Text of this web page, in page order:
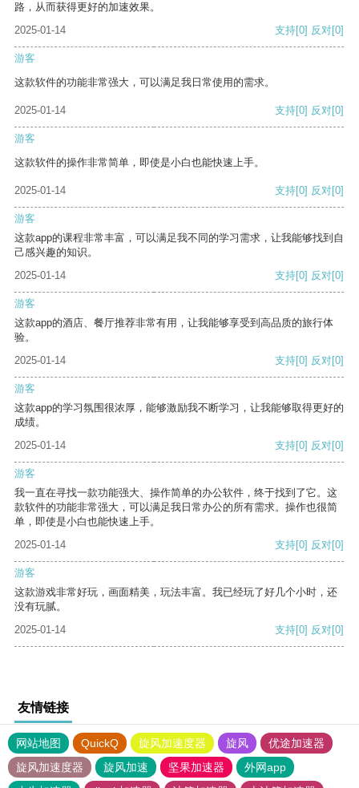
路，从而获得更好的加速效果。
2025-01-14
支持[0] 反对[0]
游客
这款软件的功能非常强大，可以满足我日常使用的需求。
2025-01-14 支持[0] 反对[0]
游客
这款软件的操作非常简单，即使是小白也能快速上手。
2025-01-14 支持[0] 反对[0]
游客
这款app的课程非常丰富，可以满足我不同的学习需求，让我能够找到自
己感兴趣的知识。
2025-01-14
支持[0] 反对[0]
游客
这款app的酒店、餐厅推荐非常有用，让我能够享受到高品质的旅行体
验。
2025-01-14
支持[0] 反对[0]
游客
这款app的学习氛围很浓厚，能够激励我不断学习，让我能够取得更好的
成绩。
2025-01-14
支持[0] 反对[0]
游客
我一直在寻找一款功能强大、操作简单的办公软件，终于找到了它。这
款软件的功能非常强大，可以满足我日常办公的所有需求。操作也很简
单，即使是小白也能快速上手。
2025-01-14
支持[0] 反对[0]
游客
这款游戏非常好玩，画面精美，玩法丰富。我已经玩了好几个小时，还
没有玩腻。
2025-01-14
支持[0] 反对[0]
友情链接
网站地图 QuickQ 旋风加速度器 旋风
优途加速器
旋风加速度器
旋风加速 坚果加速器
外网app